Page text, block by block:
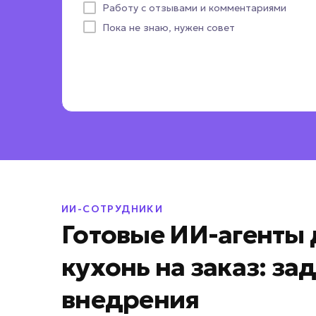
Работу с отзывами и комментариями
Пока не знаю, нужен совет
ИИ-СОТРУДНИКИ
Готовые ИИ-
кухонь на заказ:
внедрения